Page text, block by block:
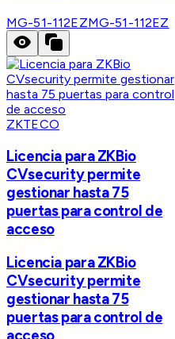
MG-51-112EZMG-51-112EZ
ZKTECO
Licencia para ZKBio
CVsecurity permite
gestionar hasta 75
puertas para control de
acceso
Licencia para ZKBio
CVsecurity permite
gestionar hasta 75
puertas para control de
acceso